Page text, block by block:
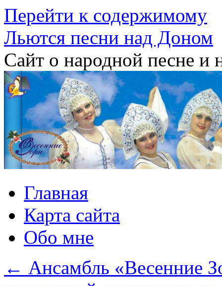
Перейти к содержимому
Льются песни над Доном
Сайт о народной песне и
Главная
Карта сайта
Обо мне
← Ансамбль «Весенние